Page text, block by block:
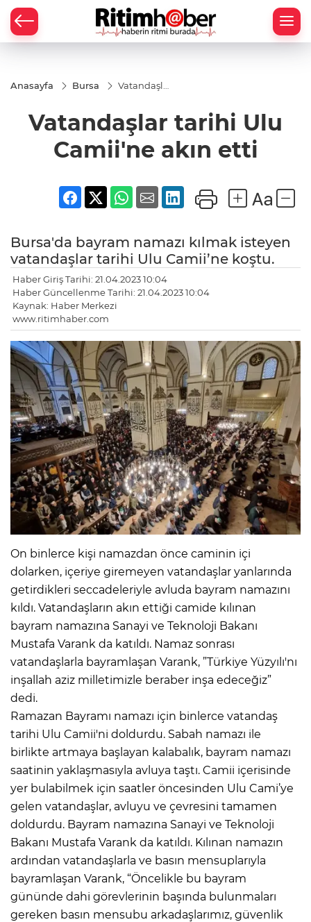
Anasayfa Bursa
Vatandaşlar
akın etti
Vatandaşlar tarihi Ulu
Camii'ne akın etti
Bursa'da bayram namazı kılmak isteyen
vatandaşlar tarihi Ulu Camii’ne koştu.
Haber Giriş Tarihi: 21.04.2023 10:04
Haber Güncellenme Tarihi: 21.04.2023 10:04
Kaynak: Haber Merkezi
www.ritimhaber.com
On binlerce kişi namazdan önce caminin içi
dolarken, içeriye giremeyen vatandaşlar yanlarında
getirdikleri seccadeleriyle avluda bayram namazını
kıldı. Vatandaşların akın ettiği camide kılınan
bayram namazına Sanayi ve Teknoloji Bakanı
Mustafa Varank da katıldı. Namaz sonrası
vatandaşlarla bayramlaşan Varank, ”Türkiye Yüzyılı'nı
inşallah aziz milletimizle beraber inşa edeceğiz”
dedi.
Ramazan Bayramı namazı için binlerce vatandaş
tarihi Ulu Camii'ni doldurdu. Sabah namazı ile
birlikte artmaya başlayan kalabalık, bayram namazı
saatinin yaklaşmasıyla avluya taştı. Camii içerisinde
yer bulabilmek için saatler öncesinden Ulu Cami’ye
gelen vatandaşlar, avluyu ve çevresini tamamen
doldurdu. Bayram namazına Sanayi ve Teknoloji
Bakanı Mustafa Varank da katıldı. Kılınan namazın
ardından vatandaşlarla ve basın mensuplarıyla
bayramlaşan Varank, “Öncelikle bu bayram
gününde dahi görevlerinin başında bulunmaları
gereken basın mensubu arkadaşlarımız, güvenlik